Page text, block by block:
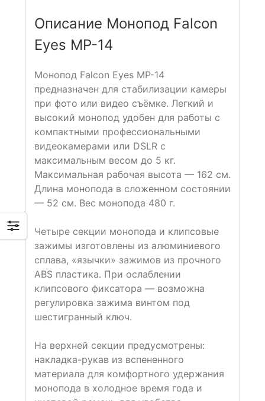
Описание Монопод Falcon
Eyes MP-14
Монопод Falcon Eyes MP-14
предназначен для стабилизации камеры
при фото или видео съёмке. Легкий и
высокий монопод удобен для работы с
компактными профессиональными
видеокамерами или DSLR с
максимальным весом до 5 кг.
Максимальная рабочая высота — 162 см.
Длина монопода в сложенном состоянии
— 52 см. Вес монопода 480 г.
Четыре секции монопода и клипсовые
зажимы изготовлены из алюминиевого
сплава, «язычки» зажимов из прочного
ABS пластика. При ослаблении
клипсового фиксатора — возможна
регулировка зажима винтом под
шестигранный ключ.
На верхней секции предусмотрены:
накладка-рукав из вспененного
материала для комфортного удержания
монопода в холодное время года и